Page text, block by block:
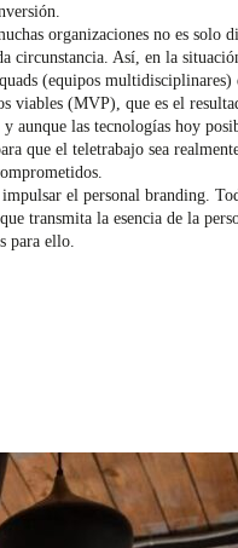
organizaciones no es
circunstancia. Así, en la
(equipos
(MVP), que es el
aunque las tecnologías hoy
que el teletrabajo sea
el personal branding.
transmita la esencia de la
para ello.